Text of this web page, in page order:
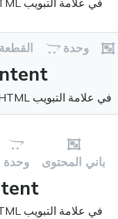
إضافة أي محتوى HTML في علامة التبويب
القطعة وحدة
إضافة أي محتوى HTML في علامة التبويب
وحدة باني المحتوى
إضافة أي محتوى HTML في علامة التبويب